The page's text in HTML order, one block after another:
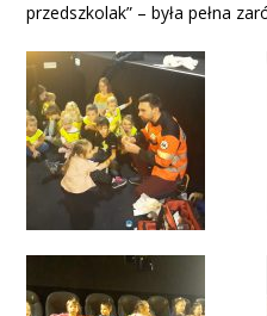
przedszkolak” – była pełna